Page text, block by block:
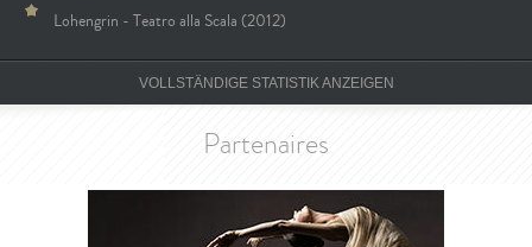
Lohengrin - Teatro alla Scala (2012)
VOLLSTÄNDIGE STATISTIK ANZEIGEN
Partenaires